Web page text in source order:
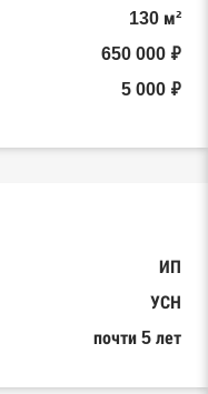
130 м²
650 000 ₽
5 000 ₽
ИП
УСН
почти 5 лет